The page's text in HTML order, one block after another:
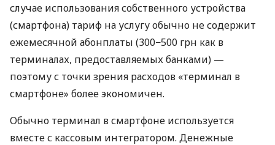
случае использования собственного устройства
(смартфона) тариф на услугу обычно не содержит
ежемесячной абонплаты (300−500 грн как в
терминалах, предоставляемых банками) —
поэтому с точки зрения расходов «терминал в
смартфоне» более экономичен.
Обычно терминал в смартфоне используется
вместе с кассовым интегратором. Денежные